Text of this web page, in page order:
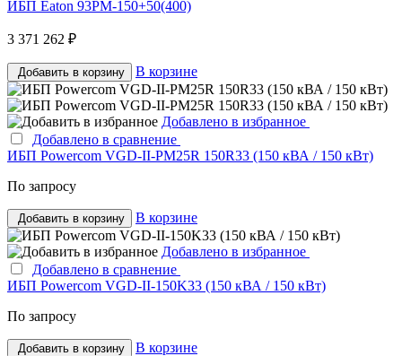
ИБП Eaton 93PM-150+50(400)
3 371 262 ₽
Добавить в корзину В корзине
Добавлено в избранное
Добавлено в сравнение
ИБП Powercom VGD-II-PM25R 150R33 (150 кВА / 150 кВт)
По запросу
Добавить в корзину В корзине
Добавлено в избранное
Добавлено в сравнение
ИБП Powercom VGD-II-150K33 (150 кВА / 150 кВт)
По запросу
Добавить в корзину В корзине